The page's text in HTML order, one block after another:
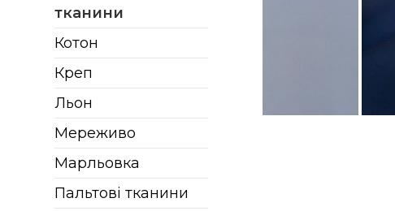
тканини
Котон
Креп
Льон
Мереживо
Марльовка
Пальтові тканини